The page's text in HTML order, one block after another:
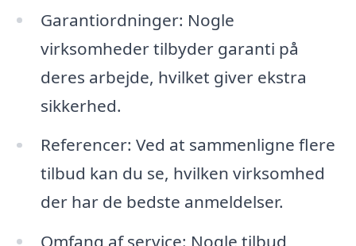
Garantiordninger: Nogle
virksomheder tilbyder garanti på
deres arbejde, hvilket giver ekstra
sikkerhed.
Referencer: Ved at sammenligne flere
tilbud kan du se, hvilken virksomhed
der har de bedste anmeldelser.
Omfang af service: Nogle tilbud